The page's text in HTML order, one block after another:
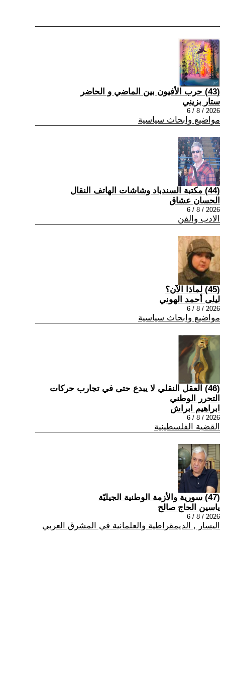
(43) حرب الأفيون بين الماضي و الحاضر
ستار بزيني
2026 / 8 / 6
مواضيع وابحاث سياسية
(44) مكتبة السندباد وشاشات الهاتف النقال
الحسان عشاق
2026 / 8 / 6
الادب والفن
(45) لماذا الآن؟
ليلى أحمد الهوني
2026 / 8 / 6
مواضيع وابحاث سياسية
(46) العقل النقلي لا يبدع حتى في تجارب حركات
التحرر الوطني
ابراهيم ابراش
2026 / 8 / 6
القضية الفلسطينية
(47) سورية والأزمة الوطنية الجيليّة
ياسين الحاج صالح
2026 / 8 / 6
اليسار , الديمقراطية والعلمانية في المشرق العربي